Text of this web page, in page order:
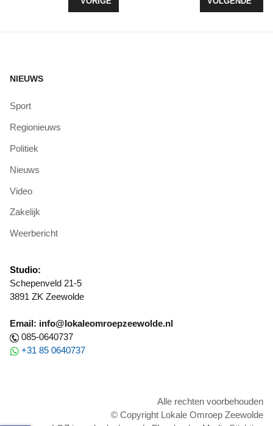
NIEUWS
Sport
Regionieuws
Politiek
Nieuws
Video
Zakelijk
Weerbericht
Studio:
Schepenveld 21-5
3891 ZK Zeewolde
Email: info@lokaleomroepzeewolde.nl
085-0640737
+31 85 0640737
Alle rechten voorbehouden
© Copyright Lokale Omroep Zeewolde